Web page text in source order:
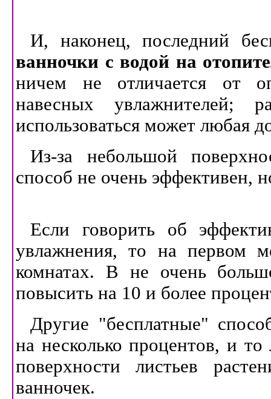
И, наконец, последний
ванночки с водой на
ничем не отличается от
навесных увлажнителей;
использоваться может любая
Из-за небольшой
способ не очень эффективен,
Если говорить об
увлажнения, то на первом
комнатах. В не очень
повысить на 10 и более
Другие "бесплатные"
на несколько процентов, и
поверхности листьев
ванночек.